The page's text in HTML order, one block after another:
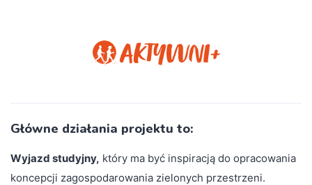
Główne działania projektu to:
Wyjazd studyjny, który ma być inspiracją do opracowania
koncepcji zagospodarowania zielonych przestrzeni.